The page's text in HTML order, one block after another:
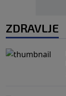
ZDRAVLJE